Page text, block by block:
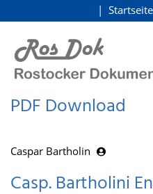
zum Inhalt
Startseite
PDF Download
Caspar Bartholin
Casp. Bartholini